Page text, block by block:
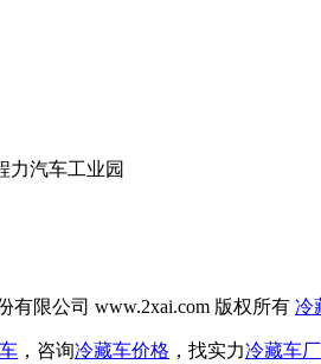
力汽车工业园
有限公司 www.2xai.com 版权所有 冷
，咨询冷藏车价格 ，找实力冷藏车